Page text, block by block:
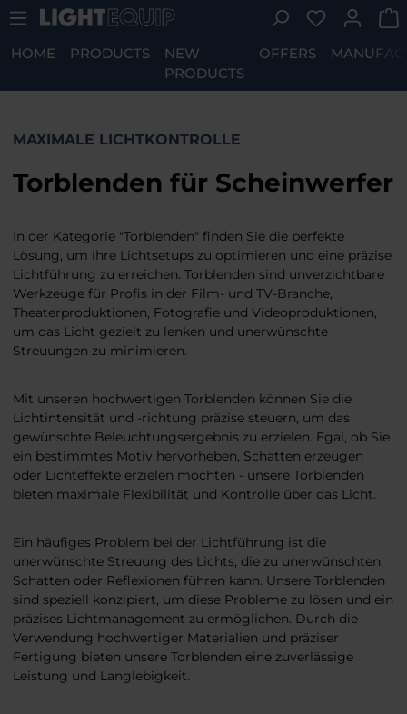
Skip to main content You have
HOME PRODUCTS
NEW
PRODUCTS
OFFERS
MAXIMALE LICHTKONTROLLE
Torblenden für Scheinwerfer
In der Kategorie "Torblenden" finden Sie die perfekte
Lösung, um ihre Lichtsetups zu optimieren und eine präzise
Lichtführung zu erreichen. Torblenden sind unverzichtbare
Werkzeuge für Profis in der Film- und TV-Branche,
Theaterproduktionen, Fotografie und Videoproduktionen,
um das Licht gezielt zu lenken und unerwünschte
Streuungen zu minimieren.
Mit unseren hochwertigen Torblenden können Sie die
Lichtintensität und -richtung präzise steuern, um das
gewünschte Beleuchtungsergebnis zu erzielen. Egal, ob Sie
ein bestimmtes Motiv hervorheben, Schatten erzeugen
oder Lichteffekte erzielen möchten - unsere Torblenden
bieten maximale Flexibilität und Kontrolle über das Licht.
Ein häufiges Problem bei der Lichtführung ist die
unerwünschte Streuung des Lichts, die zu unerwünschten
Schatten oder Reflexionen führen kann. Unsere Torblenden
sind speziell konzipiert, um diese Probleme zu lösen und ein
präzises Lichtmanagement zu ermöglichen. Durch die
Verwendung hochwertiger Materialien und präziser
Fertigung bieten unsere Torblenden eine zuverlässige
Leistung und Langlebigkeit.